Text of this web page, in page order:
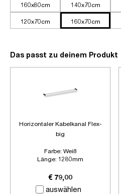
160x80cm 140x70cm
120x70cm 160x70cm
Das passt zu deinem Produkt
auswählen
Horizontaler Kabelkanal Flex-
big
Farbe: Weiß
Länge: 1280mm
€ 79,00